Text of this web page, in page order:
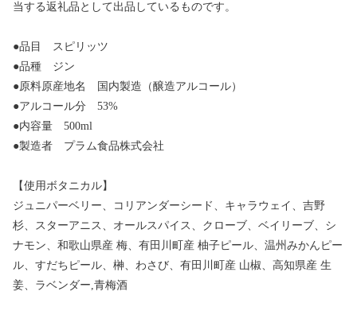
当する返礼品として出品しているものです。
●品目 スピリッツ
●品種 ジン
●原料原産地名 国内製造（醸造アルコール）
●アルコール分 53%
●内容量 500ml
●製造者 プラム食品株式会社
【使用ボタニカル】
ジュニパーベリー、コリアンダーシード、キャラウェイ、吉野
杉、スターアニス、オールスパイス、クローブ、ベイリーブ、シ
ナモン、和歌山県産 梅、有田川町産 柚子ピール、温州みかんピー
ル、すだちピール、榊、わさび、有田川町産 山椒、高知県産 生
姜、ラベンダー,青梅酒